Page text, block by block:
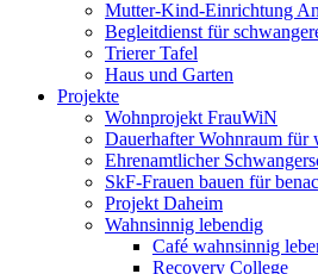
Mutter-Kind-Einrichtung
Begleitdienst für
Trierer Tafel
Haus und Garten
Projekte
Wohnprojekt FrauWiN
Dauerhafter Wohnraum für
Ehrenamtlicher
SkF-Frauen bauen für
Projekt Daheim
Wahnsinnig lebendig
Café wahnsinnig
Recovery College